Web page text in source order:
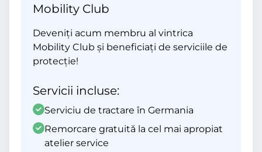
Mobility Club
Deveniți acum membru al vintrica
Mobility Club și beneficiați de serviciile de
protecție!
Servicii incluse:
Serviciu de tractare în Germania
Remorcare gratuită la cel mai apropiat
atelier service